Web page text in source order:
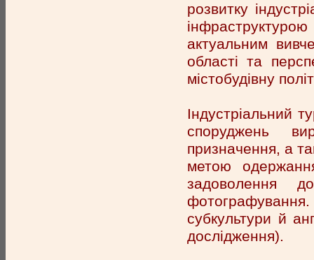
розвитку
актуальним
області та
містобудівну
Індустріальний
споруджень
призначення, а
метою
задоволення
субкультури й
дослідження).